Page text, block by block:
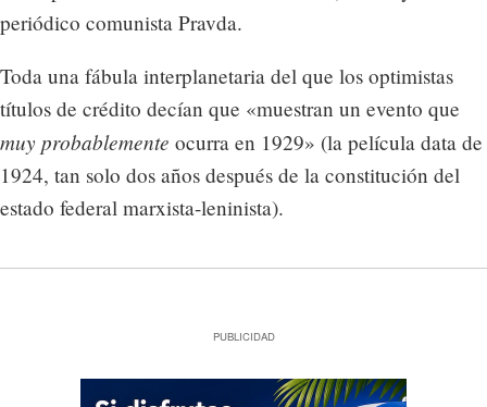
periódico comunista Pravda.
Toda una fábula interplanetaria del que los optimistas
títulos de crédito decían que «muestran un evento que
muy probablemente ocurra en 1929» (la película data de
1924, tan solo dos años después de la constitución del
estado federal marxista-leninista).
PUBLICIDAD